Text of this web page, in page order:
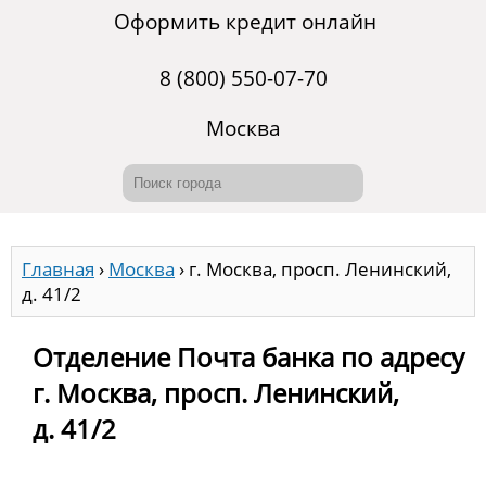
Оформить кредит онлайн
8 (800) 550-07-70
Москва
Главная › Москва › г. Москва, просп. Ленинский,
д. 41/2
Отделение Почта банка по адресу
г. Москва, просп. Ленинский,
д. 41/2